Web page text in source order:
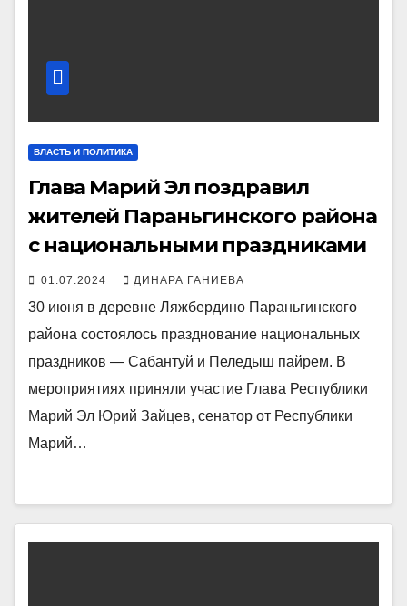
ВЛАСТЬ И ПОЛИТИКА
Глава Марий Эл поздравил
жителей Параньгинского района
с национальными праздниками
01.07.2024 ДИНАРА ГАНИЕВА
30 июня в деревне Ляжбердино Параньгинского
района состоялось празднование национальных
праздников — Сабантуй и Пеледыш пайрем. В
мероприятиях приняли участие Глава Республики
Марий Эл Юрий Зайцев, сенатор от Республики
Марий…